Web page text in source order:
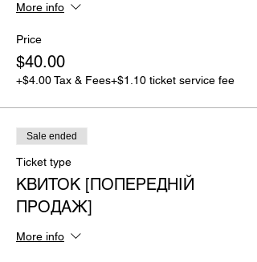
More info
Price
$40.00
+$4.00 Tax & Fees+$1.10 ticket service fee
Sale ended
Ticket type
КВИТОК [ПОПЕРЕДНІЙ
ПРОДАЖ]
More info